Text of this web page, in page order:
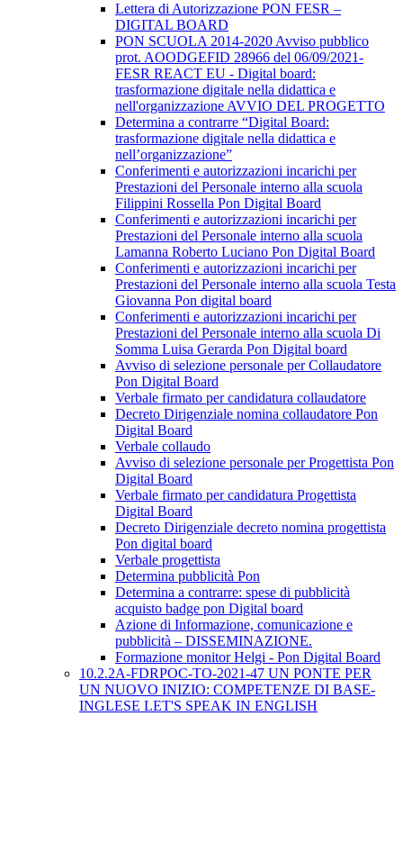
Lettera di Autorizzazione PON FESR –
DIGITAL BOARD
PON SCUOLA 2014-2020 Avviso pubblico
prot. AOODGEFID 28966 del 06/09/2021-
FESR REACT EU - Digital board:
trasformazione digitale nella didattica e
nell'organizzazione AVVIO DEL PROGETTO
Determina a contrarre “Digital Board:
trasformazione digitale nella didattica e
nell’organizzazione”
Conferimenti e autorizzazioni incarichi per
Prestazioni del Personale interno alla scuola
Filippini Rossella Pon Digital Board
Conferimenti e autorizzazioni incarichi per
Prestazioni del Personale interno alla scuola
Lamanna Roberto Luciano Pon Digital Board
Conferimenti e autorizzazioni incarichi per
Prestazioni del Personale interno alla scuola Testa
Giovanna Pon digital board
Conferimenti e autorizzazioni incarichi per
Prestazioni del Personale interno alla scuola Di
Somma Luisa Gerarda Pon Digital board
Avviso di selezione personale per Collaudatore
Pon Digital Board
Verbale firmato per candidatura collaudatore
Decreto Dirigenziale nomina collaudatore Pon
Digital Board
Verbale collaudo
Avviso di selezione personale per Progettista Pon
Digital Board
Verbale firmato per candidatura Progettista
Digital Board
Decreto Dirigenziale decreto nomina progettista
Pon digital board
Verbale progettista
Determina pubblicità Pon
Determina a contrarre: spese di pubblicità
acquisto badge pon Digital board
Azione di Informazione, comunicazione e
pubblicità – DISSEMINAZIONE.
Formazione monitor Helgi - Pon Digital Board
10.2.2A-FDRPOC-TO-2021-47 UN PONTE PER
UN NUOVO INIZIO: COMPETENZE DI BASE-
INGLESE LET'S SPEAK IN ENGLISH